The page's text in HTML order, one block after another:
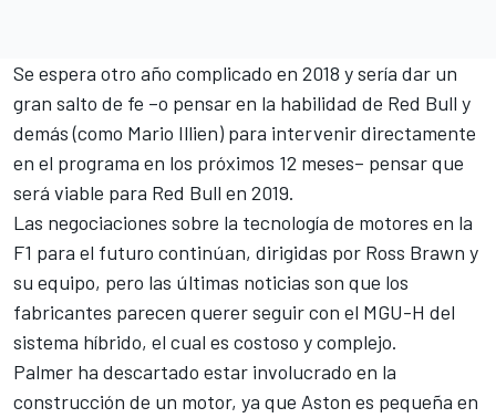
Se espera otro año complicado en 2018 y sería dar un
gran salto de fe –o pensar en la habilidad de Red Bull y
demás (como Mario Illien) para intervenir directamente
en el programa en los próximos 12 meses– pensar que
será viable para Red Bull en 2019.
Las negociaciones sobre la tecnología de motores en la
F1 para el futuro continúan, dirigidas por Ross Brawn y
su equipo, pero las últimas noticias son que los
fabricantes parecen querer seguir con el MGU-H del
sistema híbrido, el cual es costoso y complejo.
Palmer ha descartado estar involucrado en la
construcción de un motor, ya que Aston es pequeña en